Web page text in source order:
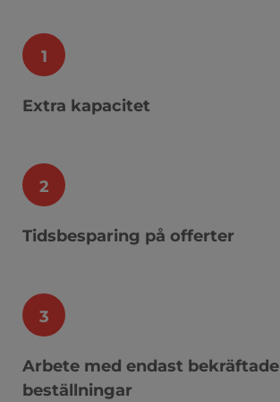
1
Extra kapacitet
2
Tidsbesparing på offerter
3
Arbete med endast bekräftade
beställningar